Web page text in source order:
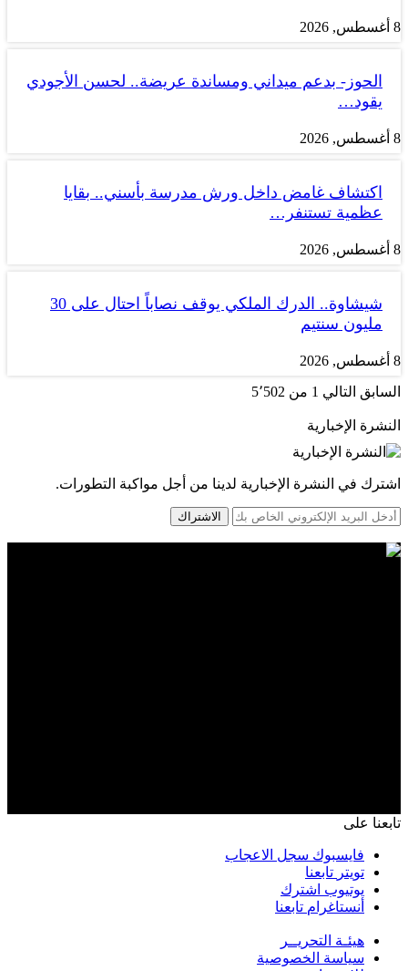
8 أغسطس, 2026
الحوز- بدعم ميداني ومساندة عريضة.. لحسن الأجودي
يقود…
8 أغسطس, 2026
اكتشاف غامض داخل ورش مدرسة بأسني.. بقايا
عظمية تستنفر…
8 أغسطس, 2026
شيشاوة.. الدرك الملكي يوقف نصاباً احتال على 30
مليون سنتيم
8 أغسطس, 2026
السابق التالي 1 من 5٬502
النشرة الإخبارية
اشترك في النشرة الإخبارية لدينا من أجل مواكبة التطورات.
الاشتراك
تابعنا على
فايسبوك سجل الاعجاب
تويتر تابعنا
يوتيوب اشترك
أنستاغرام تابعنا
هيئـة التحريــر
سياسة الخصوصية